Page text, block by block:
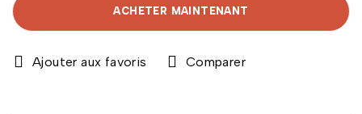
ACHETER MAINTENANT
Comparer